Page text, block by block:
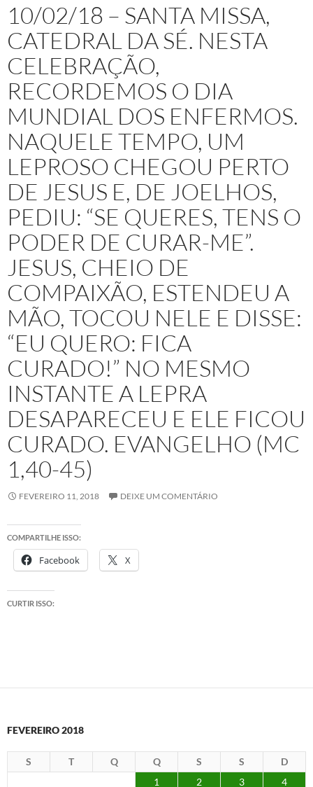
10/02/18 – SANTA MISSA,
CATEDRAL DA SÉ. NESTA
CELEBRAÇÃO,
RECORDEMOS O DIA
MUNDIAL DOS ENFERMOS.
NAQUELE TEMPO, UM
LEPROSO CHEGOU PERTO
DE JESUS E, DE JOELHOS,
PEDIU: “SE QUERES, TENS O
PODER DE CURAR-ME”.
JESUS, CHEIO DE
COMPAIXÃO, ESTENDEU A
MÃO, TOCOU NELE E DISSE:
“EU QUERO: FICA
CURADO!” NO MESMO
INSTANTE A LEPRA
DESAPARECEU E ELE FICOU
CURADO. EVANGELHO (MC
1,40-45)
FEVEREIRO 11, 2018 DEIXE UM COMENTÁRIO
COMPARTILHE ISSO:
Facebook X
CURTIR ISSO:
FEVEREIRO 2018
S T Q Q S S
D
1
2 3 4